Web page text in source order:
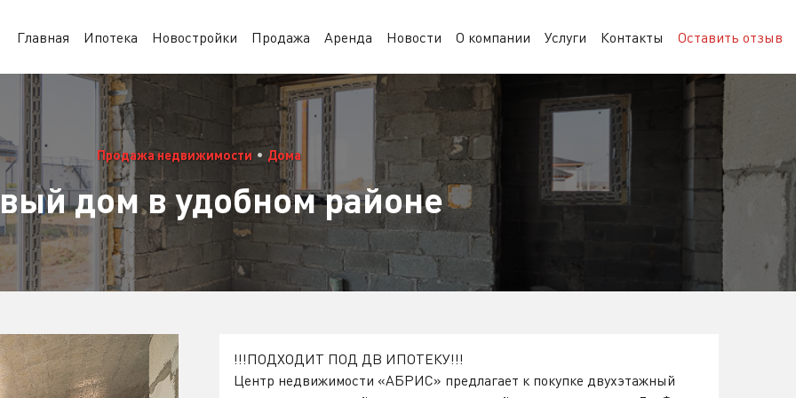
Главная Ипотека Новостройки Продажа Аренда Новости О компании Услуги Контакты Оставить отзыв
Продажа недвижимости • Дома
дом в удобном районе
!!!ПОДХОДИТ ПОД ДВ ИПОТЕКУ!!!
Центр недвижимости «АБРИС» предлагает к покупке двухэтажный